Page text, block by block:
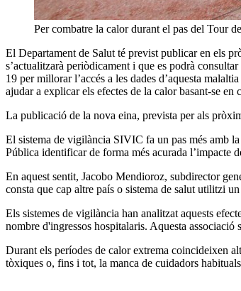
Per combatre la calor durant el pas del Tour
El Departament de Salut té previst publicar en els
s’actualitzarà periòdicament i que es podrà
19 per millorar l’accés a les dades d’aquesta
ajudar a explicar els efectes de la calor basant-se en
La publicació de la nova eina, prevista per als
El sistema de vigilància SIVIC fa un pas més amb
Pública identificar de forma més acurada l’impacte
En aquest sentit, Jacobo Mendioroz, subdirector
consta que cap altre país o sistema de salut utilitzi
Els sistemes de vigilància han analitzat aquests
nombre d'ingressos hospitalaris. Aquesta
Durant els períodes de calor extrema coincideixen
tòxiques o, fins i tot, la manca de cuidadors